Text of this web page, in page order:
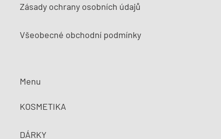
Zásady ochrany osobních údajů
Všeobecné obchodní podmínky
Menu
KOSMETIKA
DÁRKY